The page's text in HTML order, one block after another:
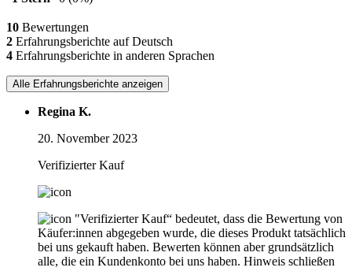
10 Bewertungen
2 Erfahrungsberichte auf Deutsch
4 Erfahrungsberichte in anderen Sprachen
Alle Erfahrungsberichte anzeigen
Regina K.
20. November 2023
Verifizierter Kauf
"Verifizierter Kauf“ bedeutet, dass die Bewertung von
Käufer:innen abgegeben wurde, die dieses Produkt tatsächlich
bei uns gekauft haben. Bewerten können aber grundsätzlich
alle, die ein Kundenkonto bei uns haben. Hinweis schließen